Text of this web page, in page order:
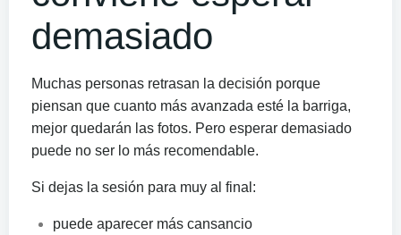
demasiado
Muchas personas retrasan la decisión porque
piensan que cuanto más avanzada esté la barriga,
mejor quedarán las fotos. Pero esperar demasiado
puede no ser lo más recomendable.
Si dejas la sesión para muy al final:
puede aparecer más cansancio